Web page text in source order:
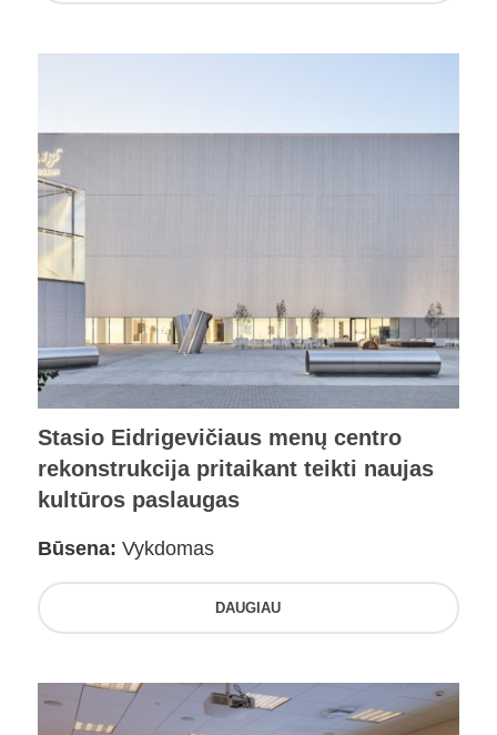
Stasio Eidrigevičiaus menų centro
rekonstrukcija pritaikant teikti naujas
kultūros paslaugas
Būsena: Vykdomas
DAUGIAU